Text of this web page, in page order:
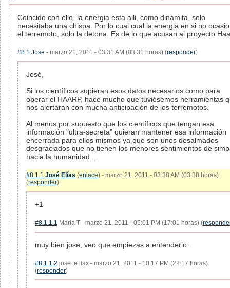
Coincido con ello, la energia esta alli, como dinamita, solo
necesitaba una chispa. Por lo cual cual la energia en si no
el terremoto, solo la detona. Es de lo que acusan al proyecto
#8.1 Jose - marzo 21, 2011 - 03:31 AM (03:31 horas) (responder)
José,
Si los científicos supieran esos datos necesarios como para
operar el HAARP, hace mucho que tuviésemos herramientas
nos alertaran con mucha anticipación de los terremotos.
Al menos por supuesto que los científicos que tengan esa
información "ultra-secreta" quieran mantener esa información
encerrada para ellos mismos ya que son unos desalmados
desgraciados que no tienen los menores sentimientos de
hacia la humanidad...
#8.1.1 José Elías (enlace) - marzo 21, 2011 - 03:38 AM (03:38 horas)
(responder)
+1
#8.1.1.1 Maria T - marzo 21, 2011 - 05:01 PM (17:01 horas) (
muy bien jose, veo que empiezas a entenderlo...
#8.1.1.2 jose te liax - marzo 21, 2011 - 10:17 PM (22:17 horas)
(responder)